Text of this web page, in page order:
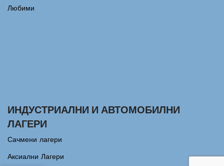
Любими
ИНДУСТРИАЛНИ И АВТОМОБИЛНИ
ЛАГЕРИ
Сачмени лагери
Аксиални Лагери